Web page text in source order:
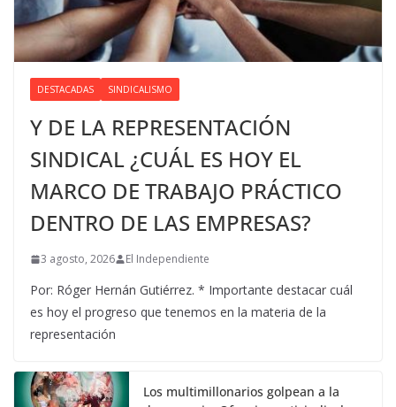
DESTACADAS SINDICALISMO
Y DE LA REPRESENTACIÓN
SINDICAL ¿CUÁL ES HOY EL
MARCO DE TRABAJO PRÁCTICO
DENTRO DE LAS EMPRESAS?
3 agosto, 2026 El Independiente
Por: Róger Hernán Gutiérrez. * Importante destacar cuál
es hoy el progreso que tenemos en la materia de la
representación
Los multimillonarios golpean a la